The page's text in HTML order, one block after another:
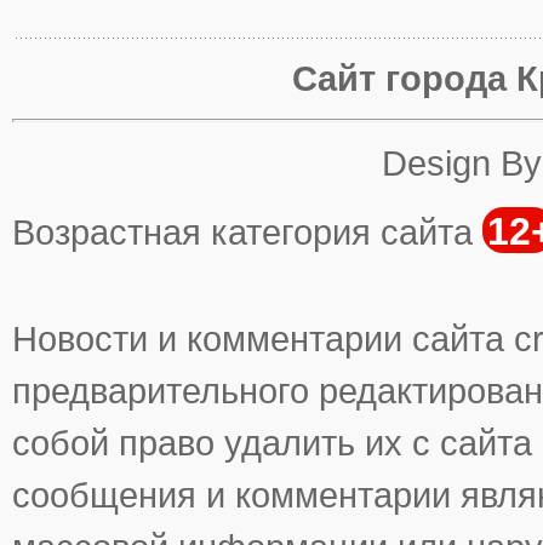
Сайт города
Design
Возрастная категория сайта
Новости и комментарии сайта
предварительного
собой право удалить их с
сообщения и комментарии